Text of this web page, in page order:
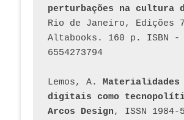
perturbações na cultura
Rio de Janeiro, Edições
Altabooks. 160 p. ISBN -
6554273794
Lemos, A. Materialidades
digitais como
Arcos Design, ISSN 1984-